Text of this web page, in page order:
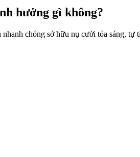
hưởng gì không?
chóng sở hữu nụ cười tỏa sáng,